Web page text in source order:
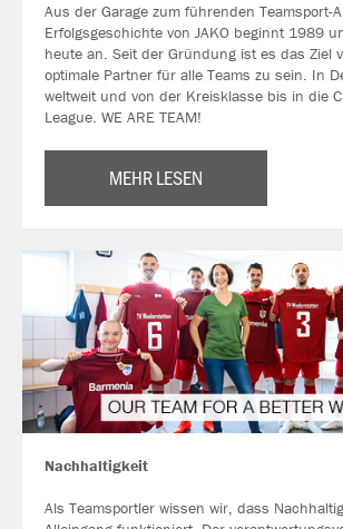
Aus der Garage zum führenden Teamsport-
Erfolgsgeschichte von JAKO beginnt 1989
heute an. Seit der Gründung ist es das Ziel
optimale Partner für alle Teams zu sein. In
weltweit und von der Kreisklasse bis in die
League. WE ARE TEAM!
MEHR LESEN
Nachhaltigkeit
Als Teamsportler wissen wir, dass